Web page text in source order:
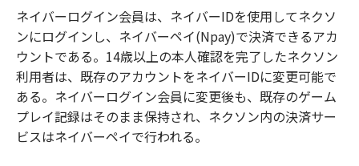
ネイバーログイン会員は、ネイバーIDを使用してネクソ
ンにログインし、ネイバーペイ(Npay)で決済できるアカ
ウントである。14歳以上の本人確認を完了したネクソン
利用者は、既存のアカウントをネイバーIDに変更可能で
ある。ネイバーログイン会員に変更後も、既存のゲーム
プレイ記録はそのまま保持され、ネクソン内の決済サー
ビスはネイバーペイで行われる。